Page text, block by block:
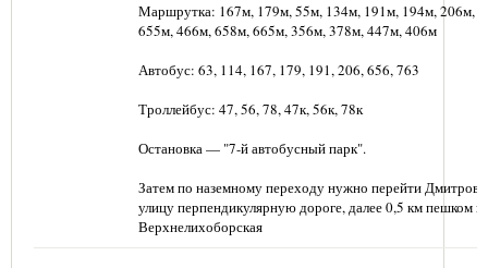
Маршрутка: 167м, 179м, 55м, 134м, 191м, 194м, 206м,
655м, 466м, 658м, 665м, 356м, 378м, 447м, 406м
Автобус: 63, 114, 167, 179, 191, 206, 656, 763
Троллейбус: 47, 56, 78, 47к, 56к, 78к
Остановка — "7-й автобусный парк".
Затем по наземному переходу нужно перейти
улицу перпендикулярную дороге, далее 0,5 км пешком
Верхнелихоборская